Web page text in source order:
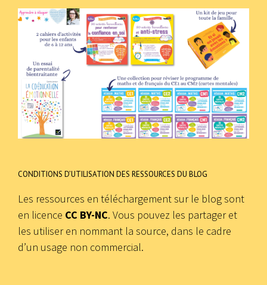
CONDITIONS D’UTILISATION DES RESSOURCES DU BLOG
Les ressources en téléchargement sur le blog sont
en licence CC BY-NC. Vous pouvez les partager et
les utiliser en nommant la source, dans le cadre
d’un usage non commercial.